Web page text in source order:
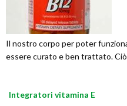
Il nostro corpo per poter
essere curato e ben trattato.
Integratori vitamina E